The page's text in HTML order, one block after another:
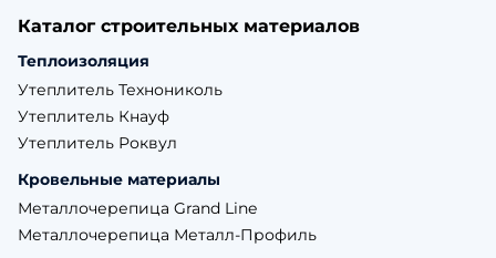
Каталог строительных материалов
Теплоизоляция
Утеплитель Технониколь
Утеплитель Кнауф
Утеплитель Роквул
Кровельные материалы
Металлочерепица Grand Line
Металлочерепица Металл-Профиль